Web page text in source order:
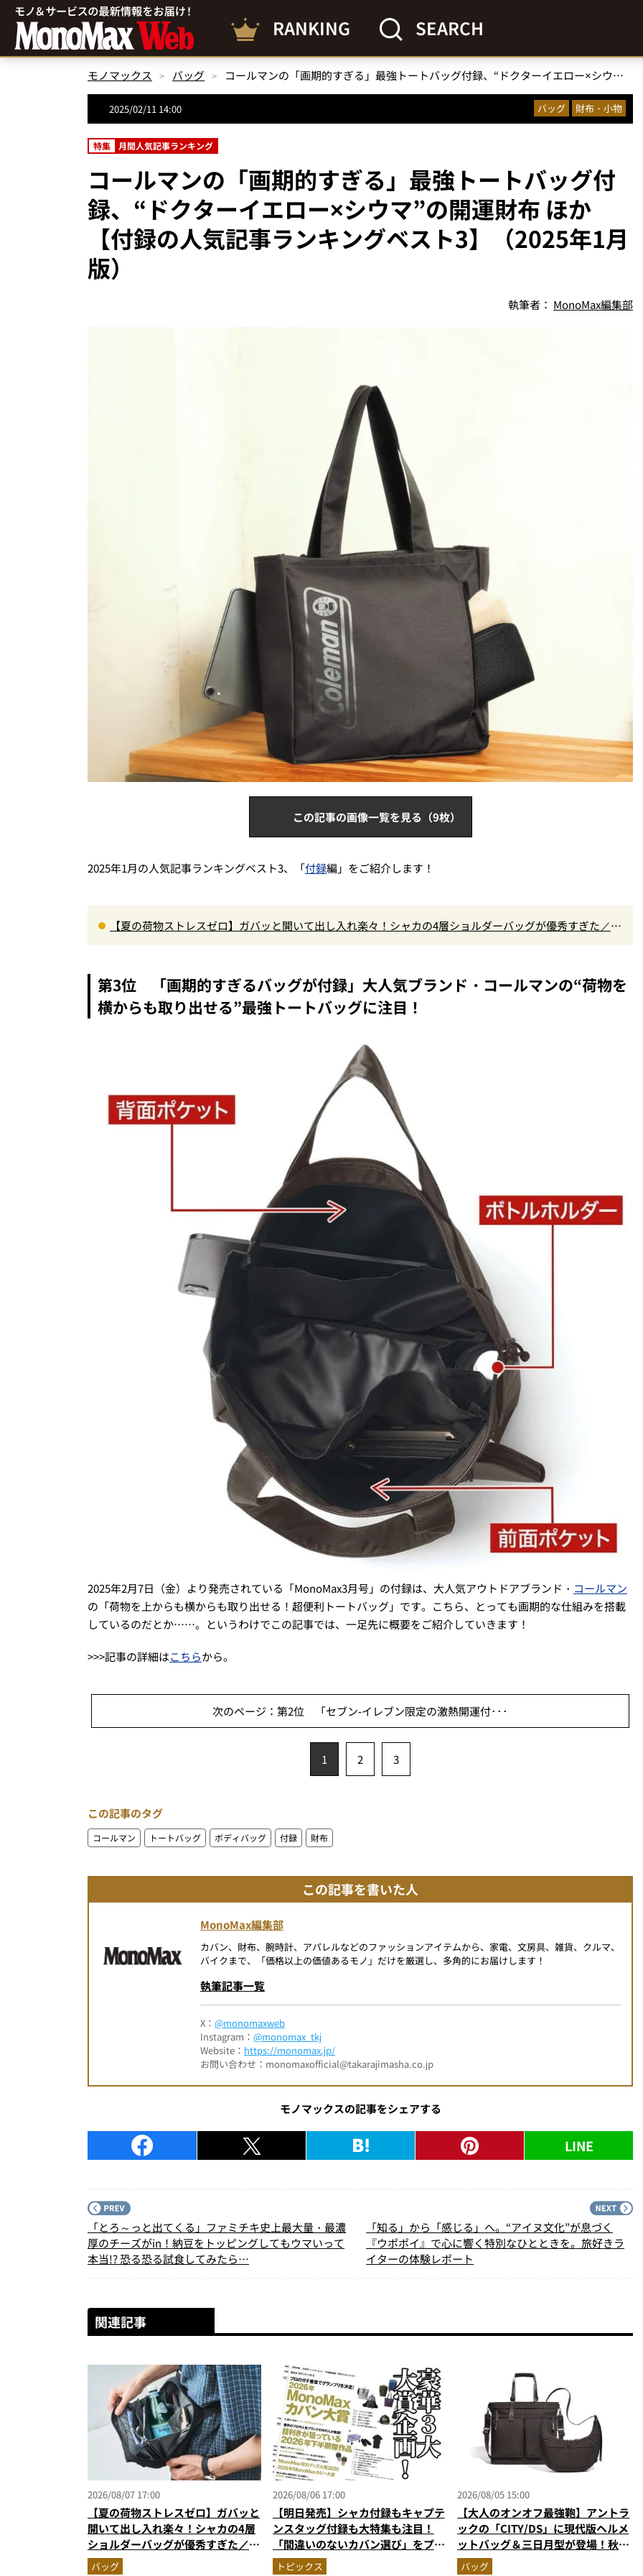
RANKING SEARCH
モノマックス バッグ コールマンの「画期的すぎる」最強トートバッグ付録、“ドクターイエロー×シウマ”の開運財布 ほか【付録の人気記事ランキングベスト3】（2025年1月版）
2025/02/11 14:00 バッグ 財布・小物
特集 月間人気記事ランキング
コールマンの「画期的すぎる」最強トートバッグ付
録、“ドクターイエロー×シウマ”の開運財布 ほか
【付録の人気記事ランキングベスト3】（2025年1月
版）
執筆者： MonoMax編集部
この記事の画像一覧を見る（9枚）
2025年1月の人気記事ランキングベスト3、「付録編」をご紹介します！
【夏の荷物ストレスゼロ】ガバッと開いて出し入れ楽々！シャカの4層ショルダーバッグが優秀すぎた／M
第3位 「画期的すぎるバッグが付録」大人気ブランド・コールマンの“荷物を
横からも取り出せる”最強トートバッグに注目！
2025年2月7日（金）より発売されている「MonoMax3月号」の付録は、大人気アウトドアブランド・ コールマン
の「荷物を上からも横からも取り出せる！超便利トートバッグ」です。こちら、とっても画期的な仕組みを搭載
しているのだとか……。というわけでこの記事では、一足先に概要をご紹介していきます！
>>>記事の詳細はこちらから。
次のページ：第2位 「セブン‐イレブン限定の激熱開運付･･･
1 2 3
この記事のタグ
コールマン トートバッグ ボディバッグ 付録 財布
この記事を書いた人
MonoMax編集部
カバン、財布、腕時計、アパレルなどのファッションアイテムから、家電、文房具、雑貨、クルマ、
バイクまで、「価格以上の価値あるモノ」だけを厳選し、多角的にお届けします！
執筆記事一覧
X： @monomaxweb
Instagram： @monomax_tkj
Website： https://monomax.jp/
お問い合わせ：monomaxofficial@takarajimasha.co.jp
モノマックスの記事をシェアする
LINE
「とろ～っと出てくる」ファミチキ史上最大量・最濃
厚のチーズがin！納豆をトッピングしてもウマいって
本当!? 恐る恐る試食してみたら…
「知る」から「感じる」へ。“アイヌ文化”が息づく
『ウポポイ』で心に響く特別なひとときを。旅好きラ
イターの体験レポート
関連記事
2026/08/07 17:00
【夏の荷物ストレスゼロ】ガバッと
開いて出し入れ楽々！シャカの4層
ショルダーバッグが優秀すぎた／
MonoMax9月号付録
バッグ
2026/08/06 17:00
【明日発売】シャカ付録もキャプテ
ンスタッグ付録も大特集も注目！
「間違いのないカバン選び」をプロ
がジャッジ・MonoMax9月号の目
トピックス
2026/08/05 15:00
【大人のオンオフ最強鞄】アントラ
ックの「CITY/DS」に現代版ヘルメ
ットバッグ＆三日月型が登場！秋服
に絶対合う新色モールブラウンが傑
バッグ